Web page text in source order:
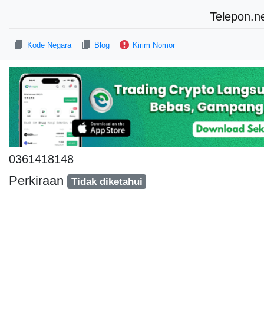
Kode Negara Blog Kirim Nomor
0361418148
Perkiraan Tidak diketahui